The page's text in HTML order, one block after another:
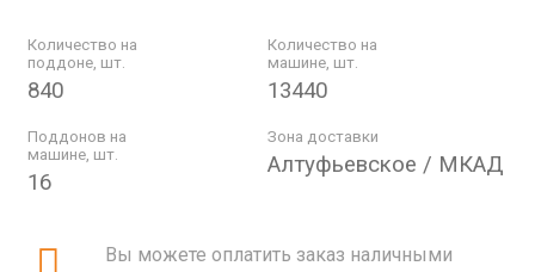
Количество на
поддоне, шт.
840
Количество на
машине, шт.
13440
Поддонов на
машине, шт.
16
Зона доставки
Алтуфьевское / МКАД
Вы можете оплатить заказ наличными